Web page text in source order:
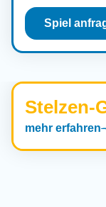
Spiel
Stelzen-
mehr erfahren